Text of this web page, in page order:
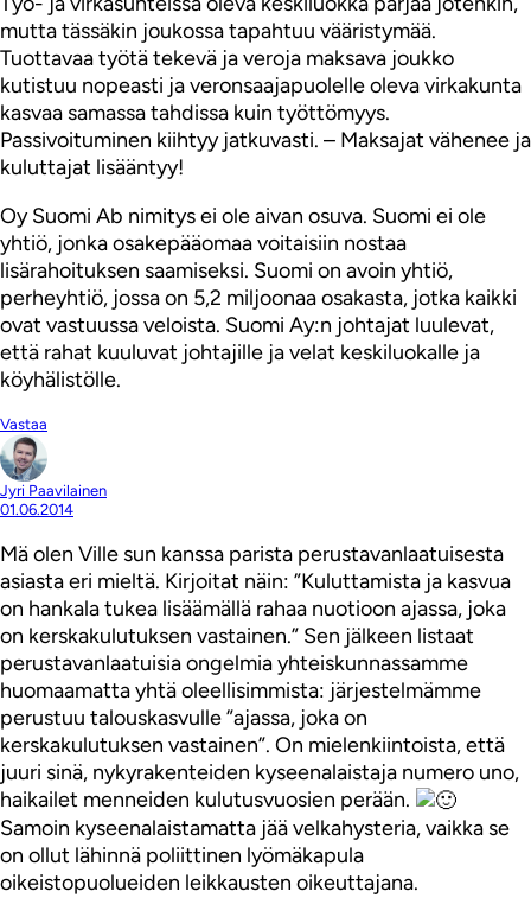
mutta tässäkin joukossa tapahtuu vääristymää.
Tuottavaa työtä tekevä ja veroja maksava joukko
kutistuu nopeasti ja veronsaajapuolelle oleva virkakunta
kasvaa samassa tahdissa kuin työttömyys.
Passivoituminen kiihtyy jatkuvasti. – Maksajat vähenee ja
kuluttajat lisääntyy!
Oy Suomi Ab nimitys ei ole aivan osuva. Suomi ei ole
yhtiö, jonka osakepääomaa voitaisiin nostaa
lisärahoituksen saamiseksi. Suomi on avoin yhtiö,
perheyhtiö, jossa on 5,2 miljoonaa osakasta, jotka kaikki
ovat vastuussa veloista. Suomi Ay:n johtajat luulevat,
että rahat kuuluvat johtajille ja velat keskiluokalle ja
köyhälistölle.
Vastaa
Jyri Paavilainen
01.06.2014
Mä olen Ville sun kanssa parista perustavanlaatuisesta
asiasta eri mieltä. Kirjoitat näin: ”Kuluttamista ja kasvua
on hankala tukea lisäämällä rahaa nuotioon ajassa, joka
on kerskakulutuksen vastainen.” Sen jälkeen listaat
perustavanlaatuisia ongelmia yhteiskunnassamme
huomaamatta yhtä oleellisimmista: järjestelmämme
perustuu talouskasvulle ”ajassa, joka on
kerskakulutuksen vastainen”. On mielenkiintoista, että
juuri sinä, nykyrakenteiden kyseenalaistaja numero uno,
haikailet menneiden kulutusvuosien perään.
Samoin kyseenalaistamatta jää velkahysteria, vaikka se
on ollut lähinnä poliittinen lyömäkapula
oikeistopuolueiden leikkausten oikeuttajana.